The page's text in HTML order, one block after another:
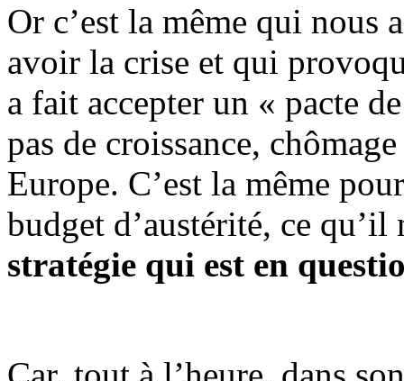
Or c’est la même qui nous
avoir la crise et qui
a fait accepter un « pacte
pas de croissance,
Europe. C’est la même
budget d’austérité, ce
stratégie qui est en